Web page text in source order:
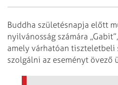
Buddha születésnapja előtt
nyilvánosság számára
amely várhatóan tiszteletbeli
szolgálni az eseményt övező